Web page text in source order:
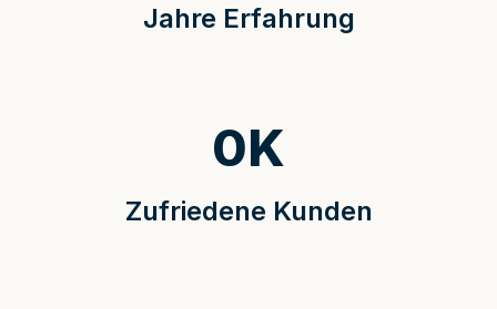
Jahre Erfahrung
Zufriedene Kunden
0K